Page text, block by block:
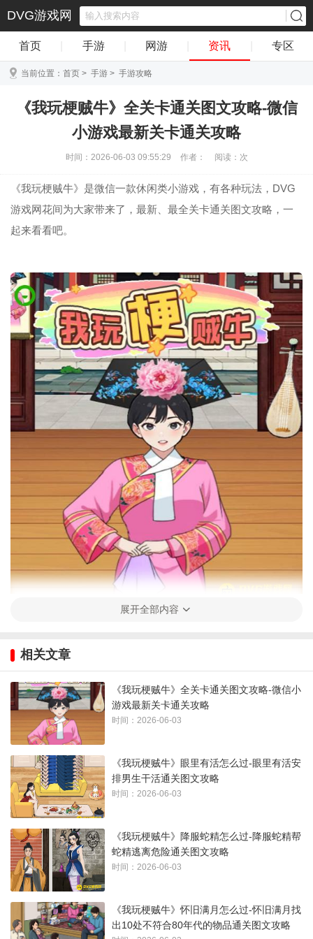
DVG游戏网
首页 手游 网游 资讯 专区
当前位置： 首页 > 手游 > 手游攻略
《我玩梗贼牛》全关卡通关图文攻略-微信
小游戏最新关卡通关攻略
时间：2026-06-03 09:55:29 作者： 阅读： 次
《我玩梗贼牛》是微信一款休闲类小游戏，有各种玩法，DVG
游戏网花间为大家带来了，最新、最全关卡通关图文攻略，一
起来看看吧。
结婚找
人
同桌的
你
拒绝啃
老2
排队入
宫
拒绝喝
智娶新
桥洞老
人
小丽相
亲
条
月
精
活
展开全部内容
相关文章
《我玩梗贼牛》全关卡通关图文攻略-微信小
游戏最新关卡通关攻略
时间：2026-06-03
《我玩梗贼牛》眼里有活怎么过-眼里有活安
排男生干活通关图文攻略
时间：2026-06-03
《我玩梗贼牛》降服蛇精怎么过-降服蛇精帮
蛇精逃离危险通关图文攻略
时间：2026-06-03
《我玩梗贼牛》怀旧满月怎么过-怀旧满月找
出10处不符合80年代的物品通关图文攻略